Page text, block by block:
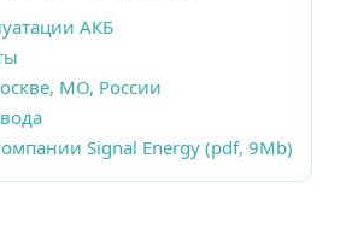
АКБ
МО, России
Signal Energy (pdf, 9Mb)